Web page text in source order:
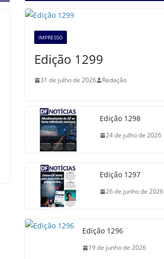
IMPRESSO
Edição 1299
31 de julho de 2026 Redação
Edição 1298
24 de julho de 2026
Edição 1297
26 de junho de 2026
Edição 1296
19 de junho de 2026